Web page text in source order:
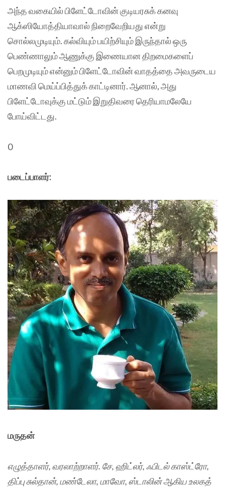
அந்த வகையில் பிளேட்டோவின் குடியரசுக் கனவு
ஆக்ஸியோத்தியாவால் நிறைவேறியது என்று
சொல்லமுடியும். கல்வியும் பயிற்சியும் இருந்தால் ஒரு
பெண்ணாலும் ஆணுக்கு இணையான திறமைகளைப்
பெறமுடியும் என்னும் பிளேட்டோவின் வாதத்தை அவருடைய
மாணவி மெய்ப்பித்துக் காட்டினார். ஆனால், அது
பிளேட்டோவுக்கு மட்டும் இறுதிவரை தெரியாமலேயே
போய்விட்டது.
0
படைப்பாளர்:
மருதன்
எழுத்தாளர், வரலாற்றாளர். சே, ஹிட்லர், ஃபிடல் காஸ்ட்ரோ,
திப்பு சுல்தான், மண்டேலா, மாவோ, ஸ்டாலின் ஆகிய உலகத்